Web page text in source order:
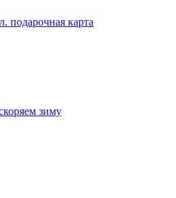
подарочная карта
зиму